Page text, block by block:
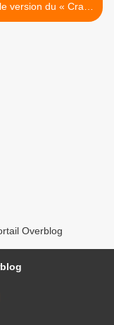
version du « Crazy
» de Gnarls Barkley ! >
Overblog